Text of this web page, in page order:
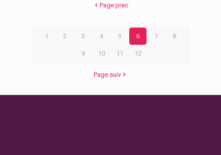
Page prec
1 2 3 4 5 6 7 8
9 10 11 12
Page suiv